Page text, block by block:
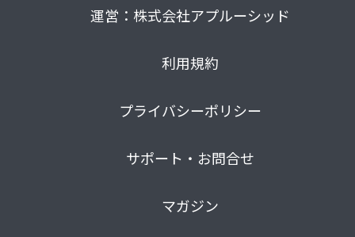
運営：株式会社アプルーシッド
利用規約
プライバシーポリシー
サポート・お問合せ
マガジン